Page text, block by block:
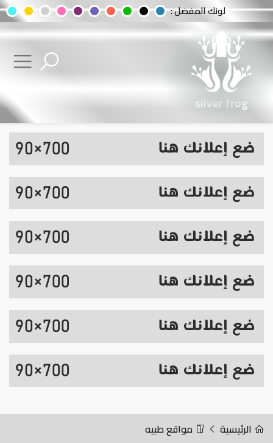
لونك المفضل :
silver frog
الرئيسية مواقع طبيه